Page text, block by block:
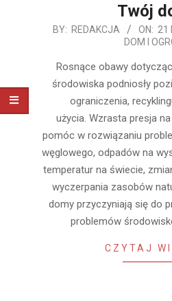
Twój
2020-
BY: REDAKCJA ON: 21
DOM I
Rosnące obawy
środowiska podniosły
ograniczenia,
użycia. Wzrasta presja
pomóc w rozwiązaniu
węglowego, odpadów na
temperatur na świecie,
wyczerpania zasobów
domy przyczyniają się do
problemów
CZYTAJ